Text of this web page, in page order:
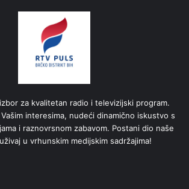
za kvalitetan radio i televizijski program.
interesima, nudeći dinamično iskustvo s
i raznovrsnom zabavom. Postani dio naše
u vrhunskim medijskim sadržajima!